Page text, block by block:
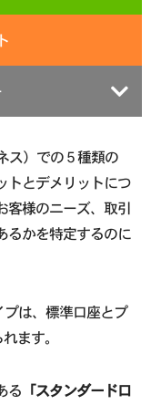
ス）での５種類の
トとデメリットにつ
客様のニーズ、取引
るかを特定するのに
は、標準口座とプ
ます。
る 「スタンダード口